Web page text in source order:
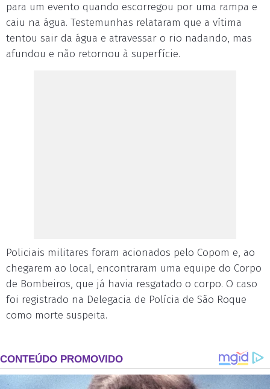
para um evento quando escorregou por uma rampa e
caiu na água. Testemunhas relataram que a vítima
tentou sair da água e atravessar o rio nadando, mas
afundou e não retornou à superfície.
Policiais militares foram acionados pelo Copom e, ao
chegarem ao local, encontraram uma equipe do Corpo
de Bombeiros, que já havia resgatado o corpo. O caso
foi registrado na Delegacia de Polícia de São Roque
como morte suspeita.